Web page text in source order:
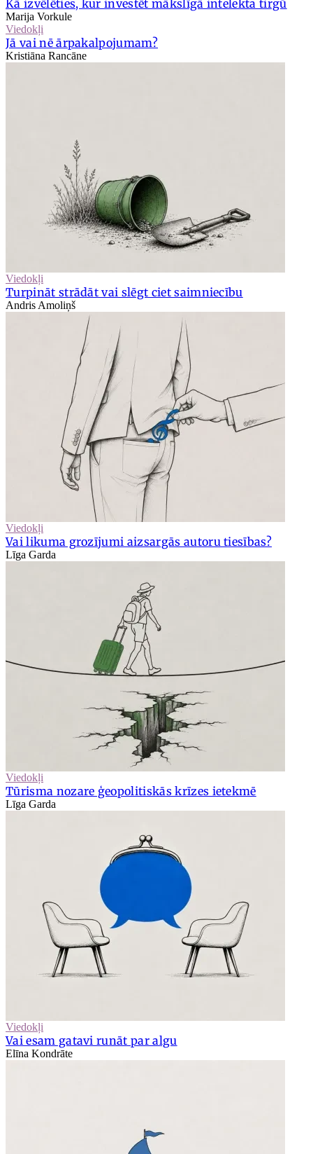
Kā izvēlēties, kur investēt mākslīgā intelekta tirgū
Marija Vorkule
Viedokļi
Jā vai nē ārpakalpojumam?
Kristiāna Rancāne
Viedokļi
Turpināt strādāt vai slēgt ciet saimniecību
Andris Amoliņš
Viedokļi
Vai likuma grozījumi aizsargās autoru tiesības?
Līga Garda
Viedokļi
Tūrisma nozare ģeopolitiskās krīzes ietekmē
Līga Garda
Viedokļi
Vai esam gatavi runāt par algu
Elīna Kondrāte